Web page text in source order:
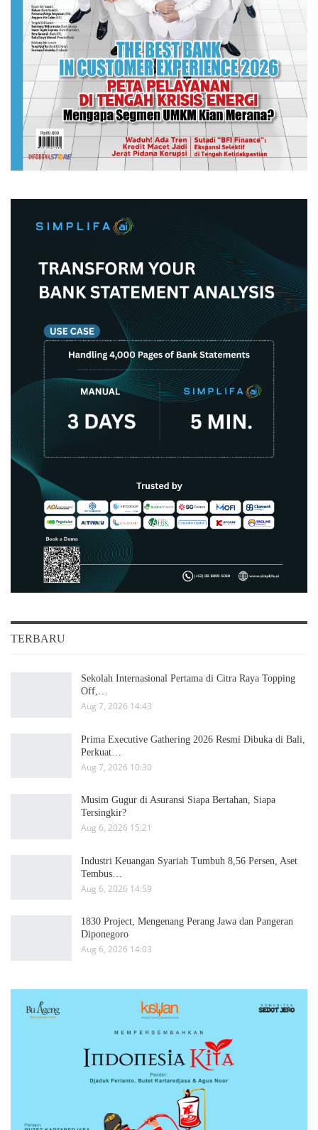
TERBARU
Sekolah Internasional Pertama di Citra Raya Topping
Off,…
Aug 7, 2026 14:43
Prima Executive Gathering 2026 Resmi Dibuka di Bali,
Perkuat…
Aug 7, 2026 10:30
Musim Gugur di Asuransi Siapa Bertahan, Siapa
Tersingkir?
Aug 6, 2026 15:21
Industri Keuangan Syariah Tumbuh 8,56 Persen, Aset
Tembus…
Aug 6, 2026 14:59
1830 Project, Mengenang Perang Jawa dan Pangeran
Diponegoro
Aug 6, 2026 14:03